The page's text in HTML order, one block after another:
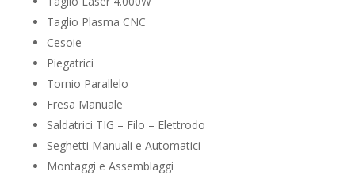
Taglio Plasma CNC
Cesoie
Piegatrici
Tornio Parallelo
Fresa Manuale
Saldatrici TIG – Filo – Elettrodo
Seghetti Manuali e Automatici
Montaggi e Assemblaggi